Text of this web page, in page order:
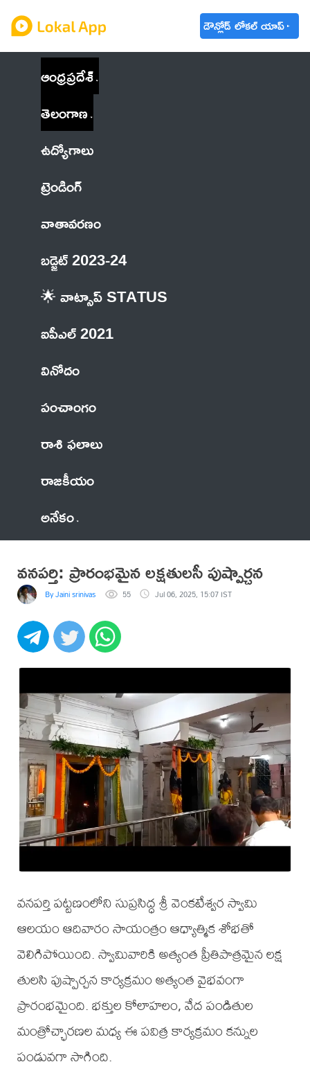
డౌన్లోడ్ లోకల్ యాప్
ఆంధ్రప్రదేశ్
తెలంగాణ
ఉద్యోగాలు
ట్రెండింగ్
వాతావరణం
బడ్జెట్ 2023-24
🌟 వాట్సాప్ STATUS
ఐపీఎల్ 2021
వినోదం
పంచాంగం
రాశి ఫలాలు
రాజకీయం
అనేకం
వనపర్తి: ప్రారంభమైన లక్షతులసీ పుష్పార్చన
By Jaini srinivas 55 Jul 06, 2025, 15:07 IST
వనపర్తి పట్టణంలోని సుప్రసిద్ధ శ్రీ వెంకటేశ్వర స్వామి
ఆలయం ఆదివారం సాయంత్రం ఆధ్యాత్మిక శోభతో
వెలిగిపోయింది. స్వామివారికి అత్యంత ప్రీతిపాత్రమైన లక్ష
తులసి పుష్పార్చన కార్యక్రమం అత్యంత వైభవంగా
ప్రారంభమైంది. భక్తుల కోలాహలం, వేద పండితుల
మంత్రోచ్ఛారణల మధ్య ఈ పవిత్ర కార్యక్రమం కన్నుల
పండువగా సాగింది.